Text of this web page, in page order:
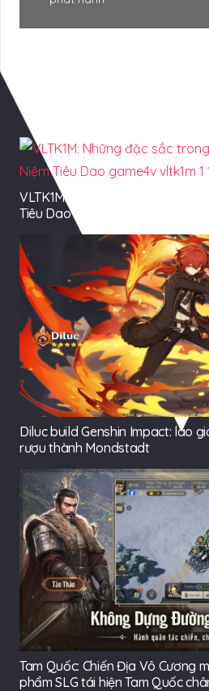
VLTK1M: Những đặc sắc trong
Tiêu Dao
Diluc build Genshin Impact: lão
rượu thành Mondstadt
Tam Quốc: Chiến Địa Vô Cương
phẩm SLG tái hiện Tam Quốc